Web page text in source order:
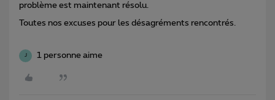
problème est maintenant résolu.
Toutes nos excuses pour les désagréments rencontrés.
J 1 personne aime